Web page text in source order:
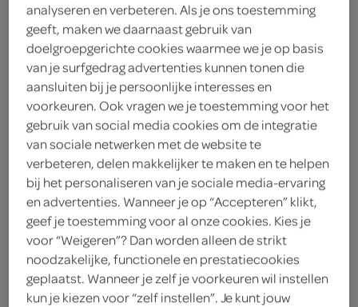
4 eetlepels zonnebloemolie
4 eetlepels boter
250 milliliter karnemelk
250 milliliter volle melk
2 eieren
2 theelepels bakpoeder
250 gram bloem
1 vanillestokje
analyseren en verbeteren. Als je ons toestemming
geeft, maken we daarnaast gebruik van
doelgroepgerichte cookies waarmee we je op basis
van je surfgedrag advertenties kunnen tonen die
aansluiten bij je persoonlijke interesses en
voorkeuren. Ook vragen we je toestemming voor het
gebruik van social media cookies om de integratie
van sociale netwerken met de website te
verbeteren, delen makkelijker te maken en te helpen
bij het personaliseren van je sociale media-ervaring
en advertenties. Wanneer je op “Accepteren” klikt,
geef je toestemming voor al onze cookies. Kies je
voor “Weigeren”? Dan worden alleen de strikt
noodzakelijke, functionele en prestatiecookies
geplaatst. Wanneer je zelf je voorkeuren wil instellen
kun je kiezen voor “zelf instellen”. Je kunt jouw